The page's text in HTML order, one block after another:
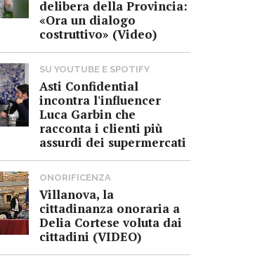
delibera della Provincia:
«Ora un dialogo
costruttivo» (Video)
SU YOUTUBE E SPOTIFY
Asti Confidential
incontra l'influencer
Luca Garbin che
racconta i clienti più
assurdi dei supermercati
ONORIFICENZA
Villanova, la
cittadinanza onoraria a
Delia Cortese voluta dai
cittadini (VIDEO)